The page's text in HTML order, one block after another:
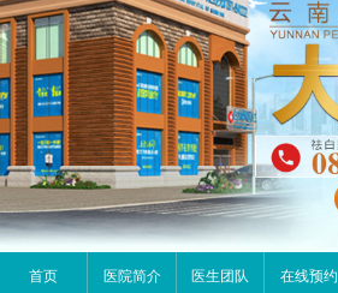
首页 医院简介 医生团队 在线预约